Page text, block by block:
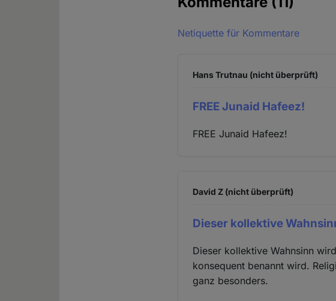
Netiquette für Kommentare
Hans Trutnau (nicht überprüft)
FREE Junaid Hafeez!
FREE Junaid Hafeez!
David Z (nicht überprüft)
Dieser kollektive
Dieser kollektive Wahnsinn
konsequent benannt wird.
ganz besonders.